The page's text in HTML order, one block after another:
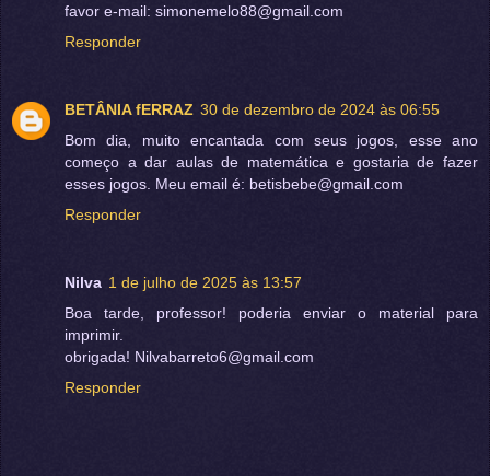
favor e-mail: simonemelo88@gmail.com
Responder
BETÂNIA fERRAZ 30 de dezembro de 2024 às 06:55
Bom dia, muito encantada com seus jogos, esse ano
começo a dar aulas de matemática e gostaria de fazer
esses jogos. Meu email é: betisbebe@gmail.com
Responder
Nilva 1 de julho de 2025 às 13:57
Boa tarde, professor! poderia enviar o material para
imprimir.
obrigada! Nilvabarreto6@gmail.com
Responder